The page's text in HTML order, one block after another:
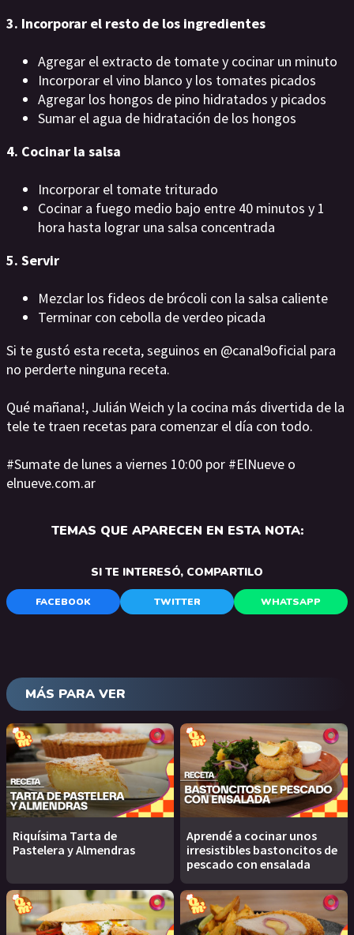
3. Incorporar el resto de los ingredientes
Agregar el extracto de tomate y cocinar un minuto
Incorporar el vino blanco y los tomates picados
Agregar los hongos de pino hidratados y picados
Sumar el agua de hidratación de los hongos
4. Cocinar la salsa
Incorporar el tomate triturado
Cocinar a fuego medio bajo entre 40 minutos y 1
hora hasta lograr una salsa concentrada
5. Servir
Mezclar los fideos de brócoli con la salsa caliente
Terminar con cebolla de verdeo picada
Si te gustó esta receta, seguinos en @canal9oficial para
no perderte ninguna receta.
Qué mañana!, Julián Weich y la cocina más divertida de la
tele te traen recetas para comenzar el día con todo.
#Sumate de lunes a viernes 10:00 por #ElNueve o
elnueve.com.ar
TEMAS QUE APARECEN EN ESTA NOTA:
SI TE INTERESÓ, COMPARTILO
FACEBOOK TWITTER WHATSAPP
MÁS PARA VER
Riquísima Tarta de
Pastelera y Almendras
Aprendé a cocinar unos
irresistibles bastoncitos de
pescado con ensalada